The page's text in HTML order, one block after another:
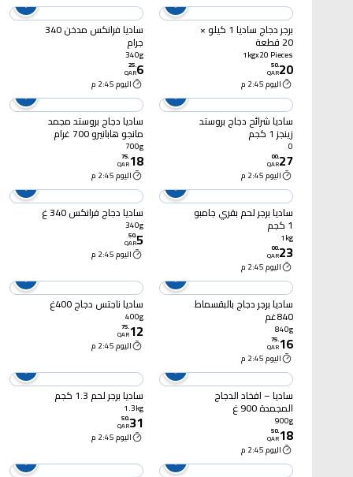
برجر دجاج ساديا 1 كيلو ×
20 قطعة
1kgx20 Pieces
20
.
50
QAR
اليوم 2:45 م
ساديا فرانكس مدخن 340
جرام
340g
6
.
25
QAR
اليوم 2:45 م
ساديا شرائح دجاج بروستد
زينجز 1 كجم
0
27
.
00
QAR
اليوم 2:45 م
ساديا دجاج بروستد مجمد
مانجو هابانيرو 700 غرام
700g
18
.
75
QAR
اليوم 2:45 م
ساديا برجر لحم بقري جامبو
1 كجم
1kg
23
.
00
QAR
اليوم 2:45 م
ساديا دجاج فرانكس 340 غ
340g
5
.
50
QAR
اليوم 2:45 م
ساديا برجر دجاج بالبقسماط
840غم
840g
16
.
75
QAR
اليوم 2:45 م
ساديا ناجتس دجاج 400غ
400g
12
.
75
QAR
اليوم 2:45 م
ساديا – افخاد الدجاج
المجمدة 900 غ
900g
18
.
50
QAR
اليوم 2:45 م
ساديا برجر لحم 1.3 كجم
1.3kg
31
.
50
QAR
اليوم 2:45 م